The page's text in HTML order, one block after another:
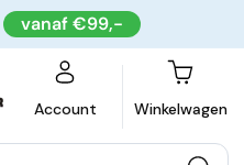
vanaf €99,-
Account Winkelwagen